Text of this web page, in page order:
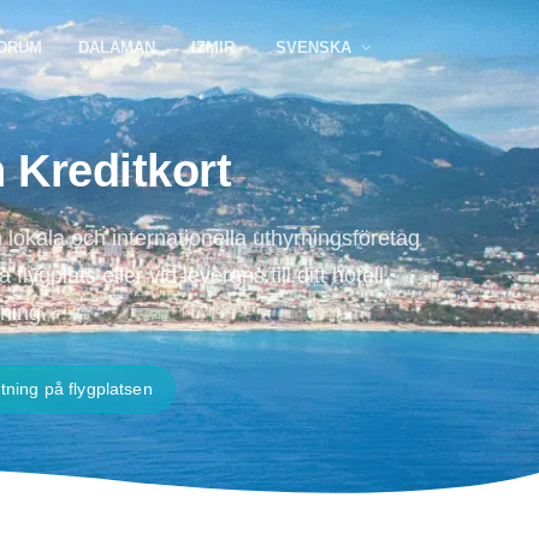
DALAMAN IZMIR SVENSKA
Kreditkort
och internationella uthyrningsföretag
flygplats eller vid leverans till ditt hotell,
på flygplatsen